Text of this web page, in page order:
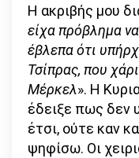
Η ακριβής μου
είχα πρόβλημα
έβλεπα ότι
Τσίπρας, που
Μέρκελ». Η
έδειξε πως δεν
έτσι, ούτε καν
ψηφίσω. Οι